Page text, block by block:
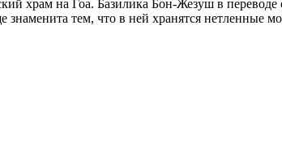
храм на Гоа. Базилика Бон-Жезуш в переводе
знаменита тем, что в ней хранятся нетленные